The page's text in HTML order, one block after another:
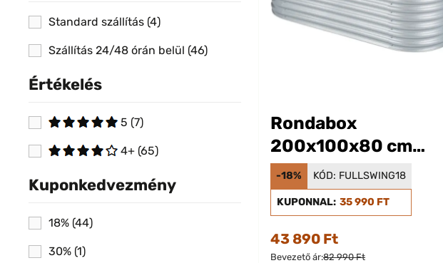
Standard szállítás (4)
Szállítás 24/48 órán belül (46)
Értékelés
5 (7)
4+ (65)
Kuponkedvezmény
18% (44)
30% (1)
Rondabox
200x100x80 cm
Magaságyás Ezüst
-18% KÓD: FULLSWING18
KUPONNAL: 35 990 FT
43 890 Ft
Bevezető ár:82 990 Ft